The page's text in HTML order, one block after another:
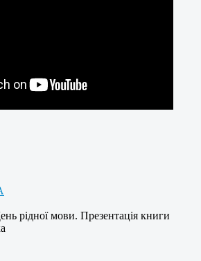
рідної мови. Презентація книги